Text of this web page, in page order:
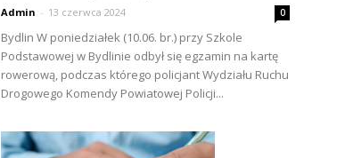
Admin - 13 czerwca 2024 0
Bydlin W poniedziałek (10.06. br.) przy Szkole
Podstawowej w Bydlinie odbył się egzamin na kartę
rowerową, podczas którego policjant Wydziału Ruchu
Drogowego Komendy Powiatowej Policji...